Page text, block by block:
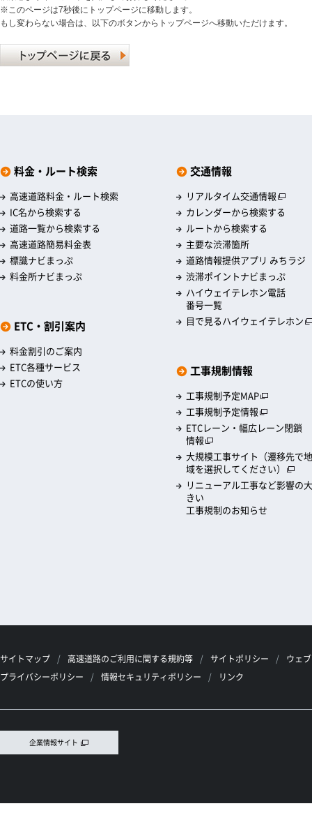
※このページは7秒後にトップページに移動します。
もし変わらない場合は、以下のボタンからトップページへ移動いただけます。
料金・ルート検索
高速道路料金・ルート検索
IC名から検索する
道路一覧から検索する
高速道路簡易料金表
標識ナビまっぷ
料金所ナビまっぷ
ETC・割引案内
料金割引のご案内
ETC各種サービス
ETCの使い方
交通情報
リアルタイム交通情報
カレンダーから検索する
ルートから検索する
主要な渋滞箇所
道路情報提供アプリ みちラジ
渋滞ポイントナビまっぷ
ハイウェイテレホン電話
番号一覧
目で見るハイウェイテレホン
工事規制情報
工事規制予定MAP
工事規制予定情報
ETCレーン・幅広レーン閉鎖
情報
大規模工事サイト（遷移先で
域を選択してください）
リニューアル工事など影響の
きい
工事規制のお知らせ
サイトマップ 高速道路のご利用に関する規約等 サイトポリシー
ウェ
プライバシーポリシー
情報セキュリティポリシー リンク
企業情報サイト